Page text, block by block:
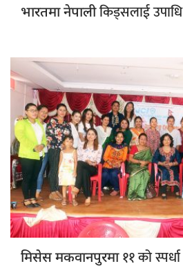
भारतमा नेपालीकिड्सलाई उपाधि
मिसेस मकवानपुरमा११ को स्पर्धा